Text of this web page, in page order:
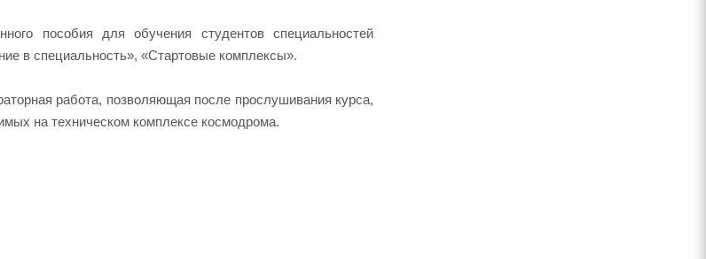
пособия для обучения студентов специальностей
в специальность», «Стартовые комплексы».
работа, позволяющая после прослушивания курса,
на техническом комплексе космодрома.